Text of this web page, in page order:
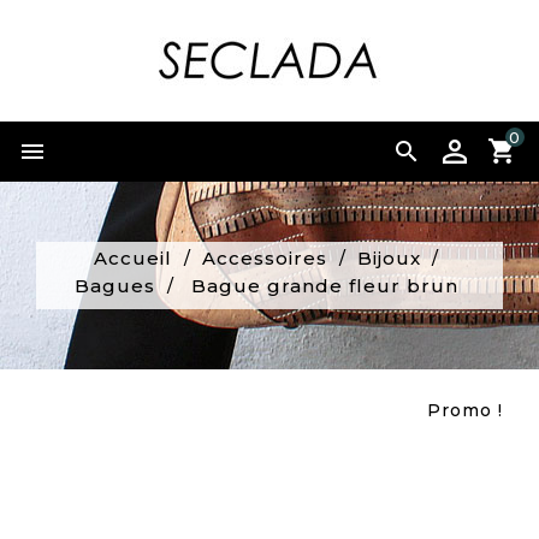

 0
Accueil Accessoires
Bijoux
Bagues
Bague grande fleur brun
Promo !